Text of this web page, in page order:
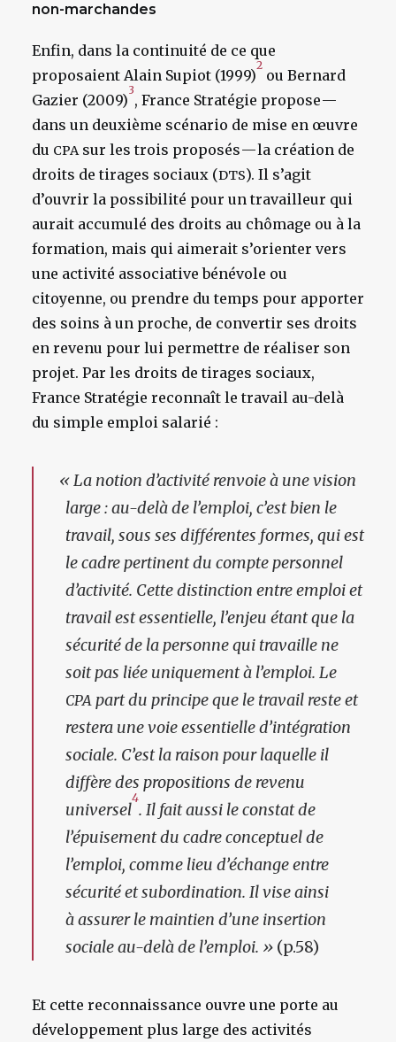
non-marchandes
Enfin, dans la continuité de ce que
proposaient Alain Supiot (1999)
2
ou Bernard
Gazier (2009)
3
, France Stratégie propose —
dans un deuxième scénario de mise en œuvre
du CPAsur les trois proposés — la création de
droits de tirages sociaux (DTS). Il s’agit
d’ouvrir la possibilité pour un travailleur qui
aurait accumulé des droits au chômage ou à la
formation, mais qui aimerait s’orienter vers
une activité associative bénévole ou
citoyenne, ou prendre du temps pour apporter
des soins à un proche, de convertir ses droits
en revenu pour lui permettre de réaliser son
projet. Par les droits de tirages sociaux,
France Stratégie reconnaît le travail au-delà
du simple emploi salarié :
«La notion d’activité renvoie à une vision
large : au-delà de l’emploi, c’est bien le
travail, sous ses différentes formes, qui est
le cadre pertinent du compte personnel
d’activité. Cette distinction entre emploi et
travail est essentielle, l’enjeu étant que la
sécurité de la personne qui travaille ne
soit pas liée uniquement à l’emploi. Le
CPA part du principe que le travail reste et
restera une voie essentielle d’intégration
sociale. C’est la raison pour laquelle il
diffère des propositions de revenu
universel
4
. Il fait aussi le constat de
l’épuisement du cadre conceptuel de
l’emploi, comme lieu d’échange entre
sécurité et subordination. Il vise ainsi
à assurer le maintien d’une insertion
sociale au-delà de l’emploi. » (p.58)
Et cette reconnaissance ouvre une porte au
développement plus large des activités